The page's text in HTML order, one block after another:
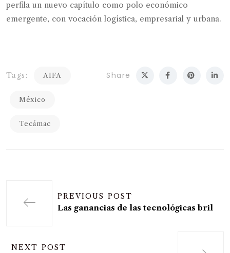
perfila un nuevo capítulo como polo económico
emergente, con vocación logística, empresarial y urbana.
Tags: AIFA
México
Tecámac
Share
PREVIOUS POST
Las ganancias de las tecnológicas bril
NEXT POST